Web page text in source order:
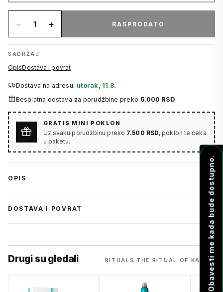
− 1 + RASPRODATO
SADRŽAJ
OpisDostava i povrat
Dostava na adresu: utorak, 11.8.
Besplatna dostava za porudžbine preko 5.000 RSD
GRATIS MINI POKLON
Uz svaku porudžbinu preko 7.500 RSD, poklon te čeka
u paketu.
OPIS
DOSTAVA I POVRAT
Drugi su gledali RITUALS THE RITUAL OF KARMA
Obavesti me kada bude dostupno.